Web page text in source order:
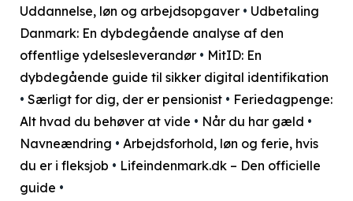
Uddannelse, løn og arbejdsopgaver • Udbetaling
Danmark: En dybdegående analyse af den
offentlige ydelsesleverandør • MitID: En
dybdegående guide til sikker digital identifikation
• Særligt for dig, der er pensionist • Feriedagpenge:
Alt hvad du behøver at vide • Når du har gæld •
Navneændring • Arbejdsforhold, løn og ferie, hvis
du er i fleksjob • Lifeindenmark.dk – Den officielle
guide •